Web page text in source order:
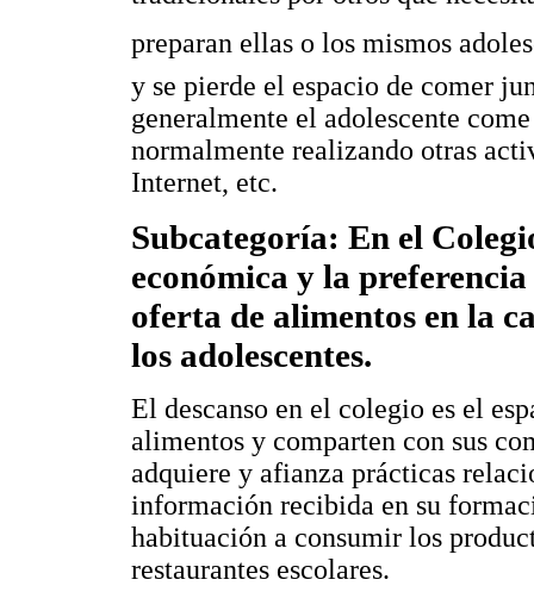
preparan ellas o los mismos
y se pierde el espacio de comer
generalmente el adolescente
normalmente realizando otras
Internet, etc.
Subcategoría: En el
económica y la preferencia
oferta de alimentos en la
los adolescentes.
El descanso en el colegio es el
alimentos y comparten con sus
adquiere y afianza prácticas
información recibida en su
habituación a consumir los
restaurantes escolares.